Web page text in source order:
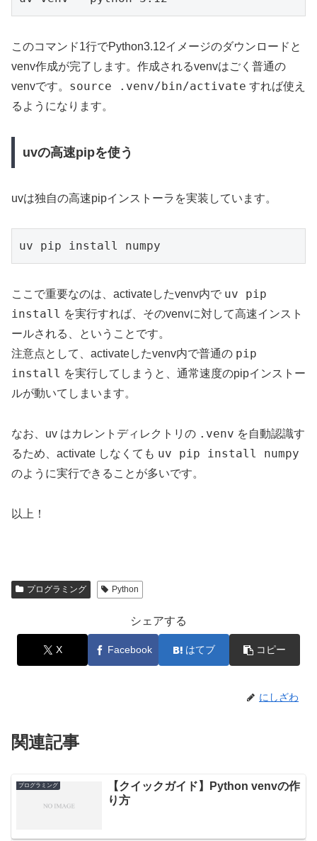
このコマンド1行でPython3.12イメージのダウンロードと
venv作成が完了します。作成されるvenvはごく普通の
venvです。 source .venv/bin/activate すれば使え
るようになります。
uvの高速pipを使う
uvは独自の高速pipインストーラを実装しています。
uv pip install numpy
ここで重要なのは、activateしたvenv内で uv pip
install を実行すれば、そのvenvに対して高速インスト
ールされる、ということです。
注意点として、activateしたvenv内で普通の pip
install を実行してしまうと、通常速度のpipインストー
ルが動いてしまいます。
なお、uv はカレントディレクトリの .venv を自動認識す
るため、activate しなくても uv pip install numpy
のように実行できることが多いです。
以上！
プログラミング Python
シェアする
X Facebook はてブ コピー
にしざわ
関連記事
プログラミング
【クイックガイド】Python venvの作
り方